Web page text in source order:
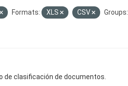
Formats: XLS CSV
Groups:
de clasificación de documentos.